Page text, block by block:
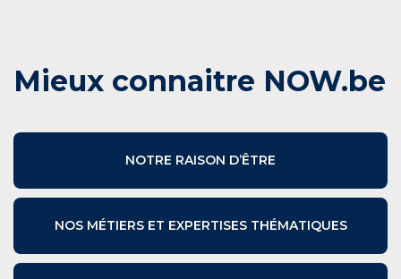
Mieux connaitre NOW.be
NOTRE RAISON D’ÊTRE
NOS MÉTIERS ET EXPERTISES THÉMATIQUES